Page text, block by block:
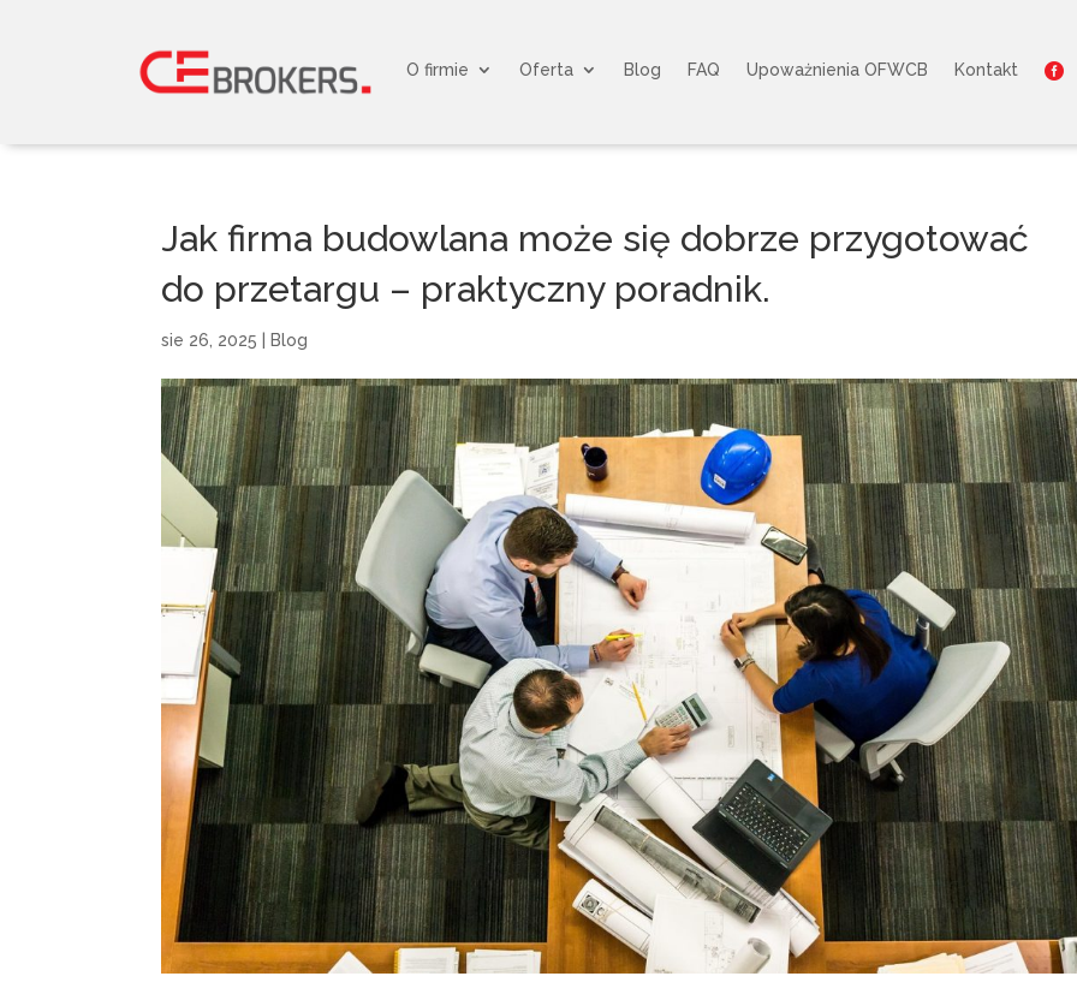
O firmie Oferta Blog FAQ Upoważnienia OFWCB Kontakt 
Jak firma budowlana może się dobrze przygotować
do przetargu – praktyczny poradnik.
sie 26, 2025 Blog